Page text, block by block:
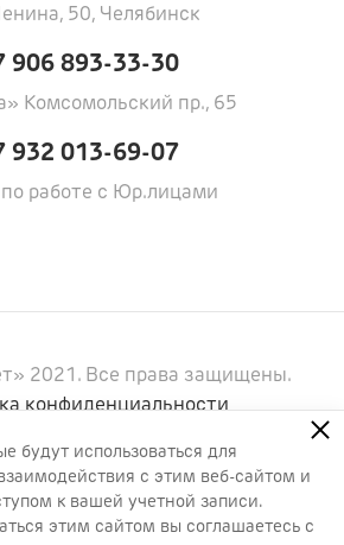
50, Челябинск
906 893-33-30
Комсомольский пр., 65
932 013-69-07
работе с Юр.лицами
2021. Все права защищены.
конфиденциальности
характер и не является
Цены и наличие товаров могут
информацию уточняйте у
будут использоваться для
с этим веб-сайтом и
к вашей учетной записи.
этим сайтом вы соглашаетесь с